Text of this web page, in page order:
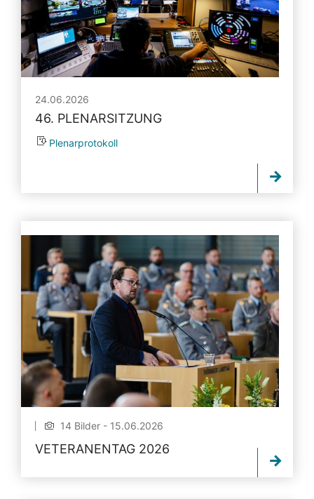
24.06.2026
46. PLENARSITZUNG
Plenarprotokoll
14 Bilder - 15.06.2026
VETERANENTAG 2026